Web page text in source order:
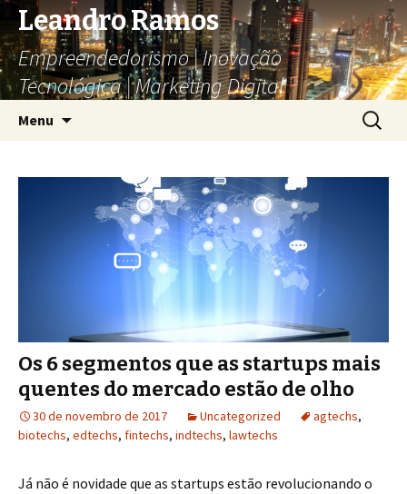
Leandro Ramos
Empreendedorismo | Inovação
Tecnológica | Marketing Digital
Menu
conteúdo
por:
Os 6 segmentos que as startups mais
quentes do mercado estão de olho
30 de novembro de 2017 Uncategorized agtechs,
biotechs, edtechs, fintechs, indtechs, lawtechs
Já não é novidade que as startups estão revolucionando o